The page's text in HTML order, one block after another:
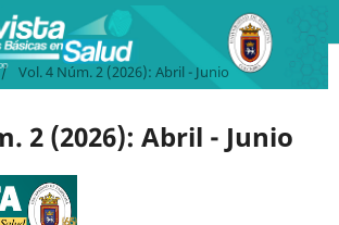
/ Vol. 4 Núm. 2 (2026): Abril - Junio
2 (2026): Abril - Junio